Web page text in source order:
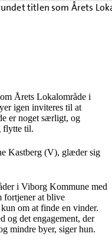
titlen som Årets
Årets Lokalområde i
igen inviteres til at
er noget særligt, og
flytte til.
Kastberg (V), glæder sig
i Viborg Kommune med
fortjener at blive
om at finde en vinder.
og det engagement, der
mindre byer, siger hun.